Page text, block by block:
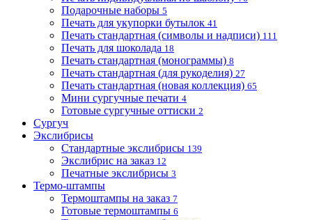
Подарочные наборы 5
Печать для укупорки бутылок 41
Печать стандартная (символы и надписи) 111
Печать для шоколада 18
Печать стандартная (монограммы) 8
Печать стандартная (для рукоделия) 27
Печать стандартная (новая коллекция) 65
Мини сургучные печати 4
Готовые сургучные оттиски 2
Сургуч
Экслибрисы
Стандартные экслибрисы 139
Экслибрис на заказ 12
Печатные экслибрисы 3
Термо-штампы
Термоштампы на заказ 7
Готовые термоштампы 6